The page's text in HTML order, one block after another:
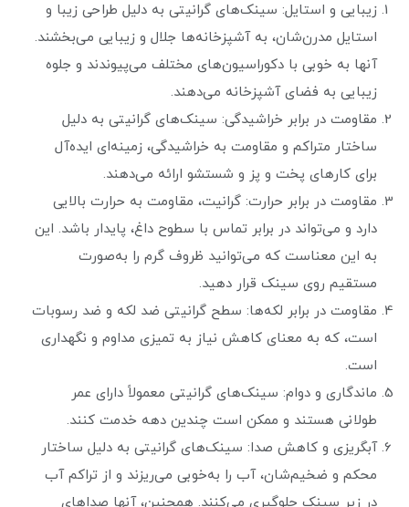
زیبایی و استایل: سینک‌های گرانیتی به دلیل طراحی زیبا و
استایل مدرن‌شان، به آشپزخانه‌ها جلال و زیبایی می‌بخشند.
آنها به خوبی با دکوراسیون‌های مختلف می‌پیوندند و جلوه
زیبایی به فضای آشپزخانه می‌دهند.
مقاومت در برابر خراشیدگی: سینک‌های گرانیتی به دلیل
ساختار متراکم و مقاومت به خراشیدگی، زمینه‌ای ایده‌آل
برای کارهای پخت و پز و شستشو ارائه می‌دهند.
مقاومت در برابر حرارت: گرانیت، مقاومت به حرارت بالایی
دارد و می‌تواند در برابر تماس با سطوح داغ، پایدار باشد. این
به این معناست که می‌توانید ظروف گرم را به‌صورت
مستقیم روی سینک قرار دهید.
مقاومت در برابر لکه‌ها: سطح گرانیتی ضد لکه و ضد رسوبات
است، که به معنای کاهش نیاز به تمیزی مداوم و نگهداری
است.
ماندگاری و دوام: سینک‌های گرانیتی معمولاً دارای عمر
طولانی هستند و ممکن است چندین دهه خدمت کنند.
آبگریزی و کاهش صدا: سینک‌های گرانیتی به دلیل ساختار
محکم و ضخیم‌شان، آب را به‌خوبی می‌ریزند و از تراکم آب
در زیر سینک جلوگیری می‌کنند. همچنین، آنها صداهای